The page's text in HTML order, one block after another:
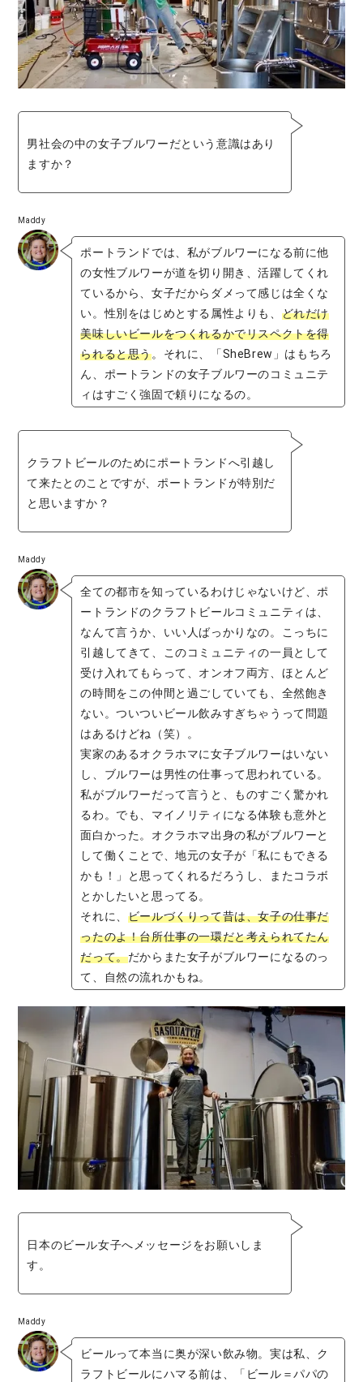
男社会の中の女子ブルワーだという意識はあり
ますか？
Maddy
ポートランドでは、私がブルワーになる前に他
の女性ブルワーが道を切り開き、活躍してくれ
ているから、女子だからダメって感じは全くな
い。性別をはじめとする属性よりも、 どれだけ
美味しいビールをつくれるかでリスペクトを得
られると思う。それに、「SheBrew」はもちろ
ん、ポートランドの女子ブルワーのコミュニテ
ィはすごく強固で頼りになるの。
クラフトビールのためにポートランドへ引越し
て来たとのことですが、ポートランドが特別だ
と思いますか？
Maddy
全ての都市を知っているわけじゃないけど、ポ
ートランドのクラフトビールコミュニティは、
なんて言うか、いい人ばっかりなの。こっちに
引越してきて、このコミュニティの一員として
受け入れてもらって、オンオフ両方、ほとんど
の時間をこの仲間と過ごしていても、全然飽き
ない。ついついビール飲みすぎちゃうって問題
はあるけどね（笑）。
実家のあるオクラホマに女子ブルワーはいない
し、ブルワーは男性の仕事って思われている。
私がブルワーだって言うと、ものすごく驚かれ
るわ。でも、マイノリティになる体験も意外と
面白かった。オクラホマ出身の私がブルワーと
して働くことで、地元の女子が「私にもできる
かも！」と思ってくれるだろうし、またコラボ
とかしたいと思ってる。
それに、 ビールづくりって昔は、女子の仕事だ
ったのよ！台所仕事の一環だと考えられてたん
だって。だからまた女子がブルワーになるのっ
て、自然の流れかもね。
日本のビール女子へメッセージをお願いしま
す。
Maddy
ビールって本当に奥が深い飲み物。実は私、ク
ラフトビールにハマる前は、「ビール＝パパの